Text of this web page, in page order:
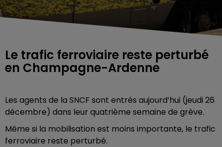
Le trafic ferroviaire reste perturbé
en Champagne-Ardenne
Les agents de la SNCF sont entrés aujourd’hui (jeudi 26
décembre) dans leur quatrième semaine de grève.
Même si la mobilisation est moins importante, le trafic
ferroviaire reste perturbé.